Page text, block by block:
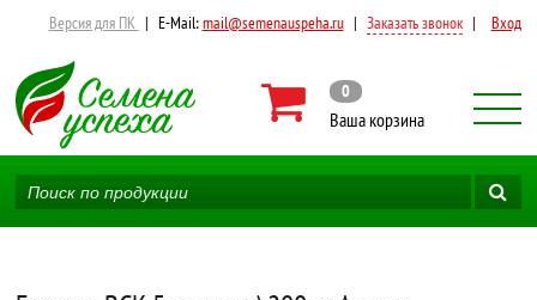
Версия для ПК | E-Mail:mail@semenauspeha.ru | Заказать звонок | Вход
0
Ваша корзина